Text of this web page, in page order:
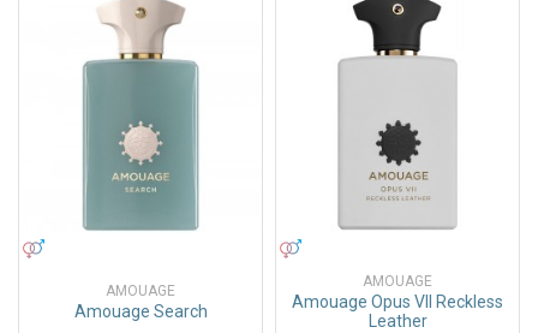
AMOUAGE
Amouage Search
AMOUAGE
Amouage Opus VII Reckless
Leather